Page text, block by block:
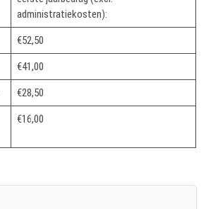
administratiekosten):
€52,50
€41,00
€28,50
€16,00